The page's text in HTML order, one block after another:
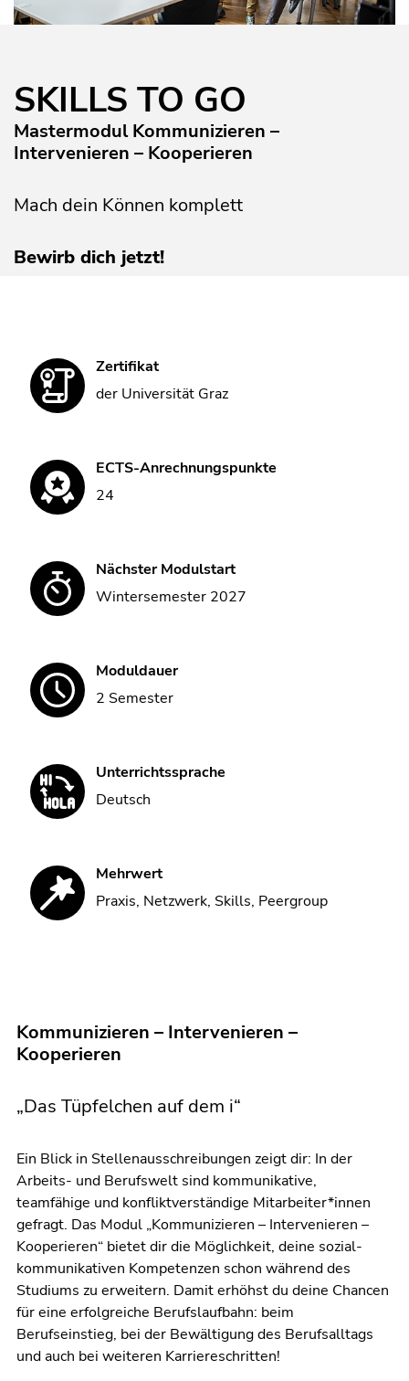
SKILLS TO GO
Mastermodul Kommunizieren –
Intervenieren – Kooperieren
Mach dein Können komplett
Bewirb dich jetzt!
Zertifikat
der Universität Graz
ECTS-Anrechnungspunkte
24
Nächster Modulstart
Wintersemester 2027
Moduldauer
2 Semester
Unterrichtssprache
Deutsch
Mehrwert
Praxis, Netzwerk, Skills, Peergroup
Kommunizieren – Intervenieren –
Kooperieren
„Das Tüpfelchen auf dem i“
Ein Blick in Stellenausschreibungen zeigt dir: In der
Arbeits- und Berufswelt sind kommunikative,
teamfähige und konfliktverständige Mitarbeiter*innen
gefragt. Das Modul „Kommunizieren – Intervenieren –
Kooperieren“ bietet dir die Möglichkeit, deine sozial-
kommunikativen Kompetenzen schon während des
Studiums zu erweitern. Damit erhöhst du deine Chancen
für eine erfolgreiche Berufslaufbahn: beim
Berufseinstieg, bei der Bewältigung des Berufsalltags
und auch bei weiteren Karriereschritten!